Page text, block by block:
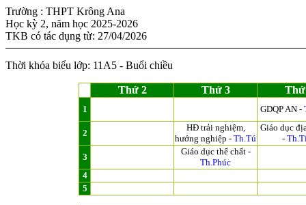
Trường : THPT Krông Ana
Học kỳ 2, năm học 2025-2026
TKB có tác dụng từ: 27/04/2026
Thời khóa biểu lớp: 11A5 - Buổi chiều
Thứ 2 Thứ 3 Thứ
1 GDQP AN -
2
HĐ trải nghiệm,
hướng nghiệp - Th.Tú
Giáo dục
-
3
Giáo dục thể chất -
Th.Phúc
4
5